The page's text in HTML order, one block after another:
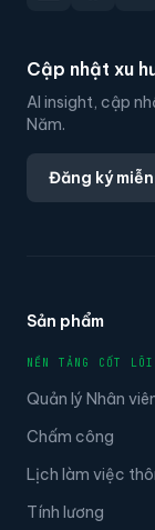
Cập nhật xu
AI insight, cập
Năm.
Đăng ký
Sản phẩm
NỀN TẢNG CỐT LÕI
Quản lý Nhân
Chấm công
Lịch làm việc
Tính lương